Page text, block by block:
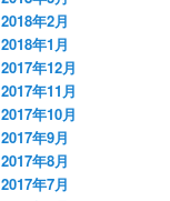
2018年2月
2018年1月
2017年12月
2017年11月
2017年10月
2017年9月
2017年8月
2017年7月